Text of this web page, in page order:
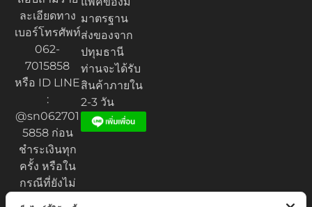
ละเอียดทาง
เบอร์โทรศัพท์
062-
7015858
หรือ ID LINE
:
@sn062701
5858 ก่อน
ชำระเงินทุก
ครั้ง หรือใน
กรณีที่ยังไม่
มาตรฐาน
ส่งของจาก
ปทุมธานี
ท่านจะได้รับ
สินค้าภายใน
2-3 วัน